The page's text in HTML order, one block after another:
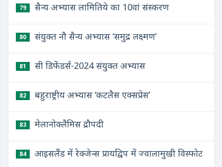
79 सैन्य अभ्यास लामितिये का 10वां संस्करण
80 संयुक्त नौ सैन्य अभ्यास ‘समुद्र लक्ष्मण’
81 सी डिफेंडर्स-2024 संयुक्त अभ्यास
82 बहुराष्ट्रीय अभ्यास ‘कटलैस एक्सप्रेस’
83 मेलानोक्लैमिस द्रौपदी
84 आइसलैंड में रेक्जेन्स प्रायद्विप में ज्वालामुखी विस्फोट